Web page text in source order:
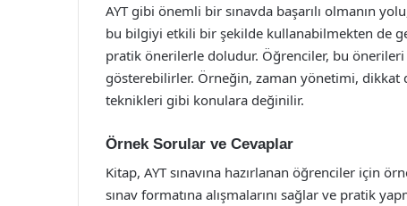
AYT gibi önemli bir sınavda başarılı olmanın
bu bilgiyi etkili bir şekilde kullanabilmekten de
pratik önerilerle doludur. Öğrenciler, bu
gösterebilirler. Örneğin, zaman yönetimi, dikkat
teknikleri gibi konulara değinilir.
Örnek Sorular ve Cevaplar
Kitap, AYT sınavına hazırlanan öğrenciler için
sınav formatına alışmalarını sağlar ve pratik